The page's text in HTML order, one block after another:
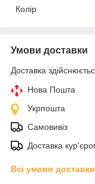
Колір
Умови доставки
Доставка
Нова Пошта
Укрпошта
Самовивіз
Доставка
Всі умови доставки